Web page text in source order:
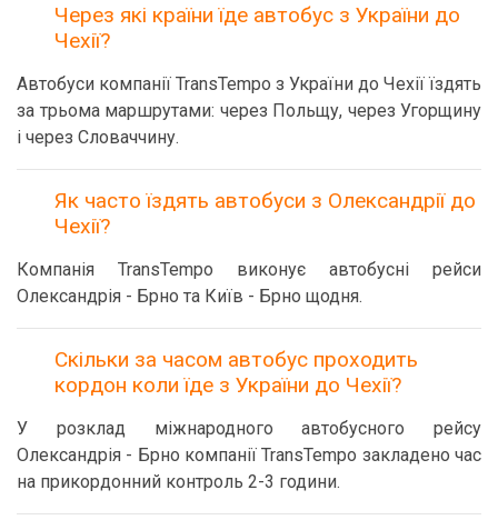
Через які країни їде автобус з України до
Чехії?
Автобуси компанії TransTempo з України до Чехії їздять
за трьома маршрутами: через Польщу, через Угорщину
і через Словаччину.
Як часто їздять автобуси з Олександрії до
Чехії?
Компанія TransTempo виконує автобусні рейси
Олександрія - Брно та Київ - Брно щодня.
Скільки за часом автобус проходить
кордон коли їде з України до Чехії?
У розклад міжнародного автобусного рейсу
Олександрія - Брно компанії TransTempo закладено час
на прикордонний контроль 2-3 години.